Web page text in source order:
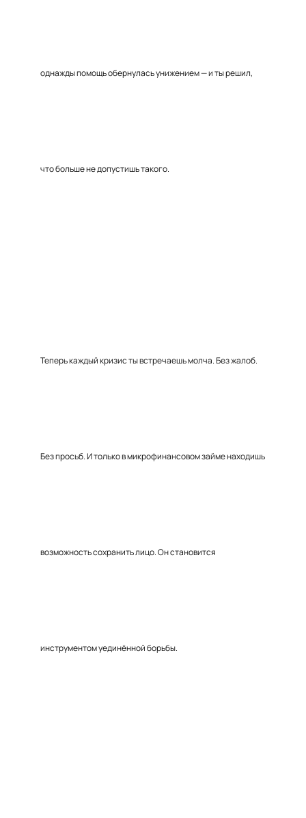
однажды помощь обернулась унижением — и ты решил,
что больше не допустишь такого.
Теперь каждый кризис ты встречаешь молча. Без жалоб.
Без просьб. И только в микрофинансовом займе находишь
возможность сохранить лицо. Он становится
инструментом уединённой борьбы.